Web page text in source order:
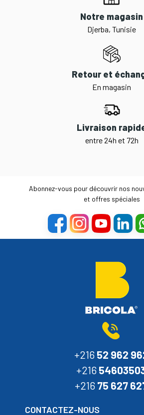
Notre magasin
Djerba, Tunisie
Retour et
En magasin
Livraison
entre 24h et 72h
Abonnez-vous pour découvrir nos
et offres spéciales
+216 52 962
+216
+216 75 627
CONTACTEZ-NOUS